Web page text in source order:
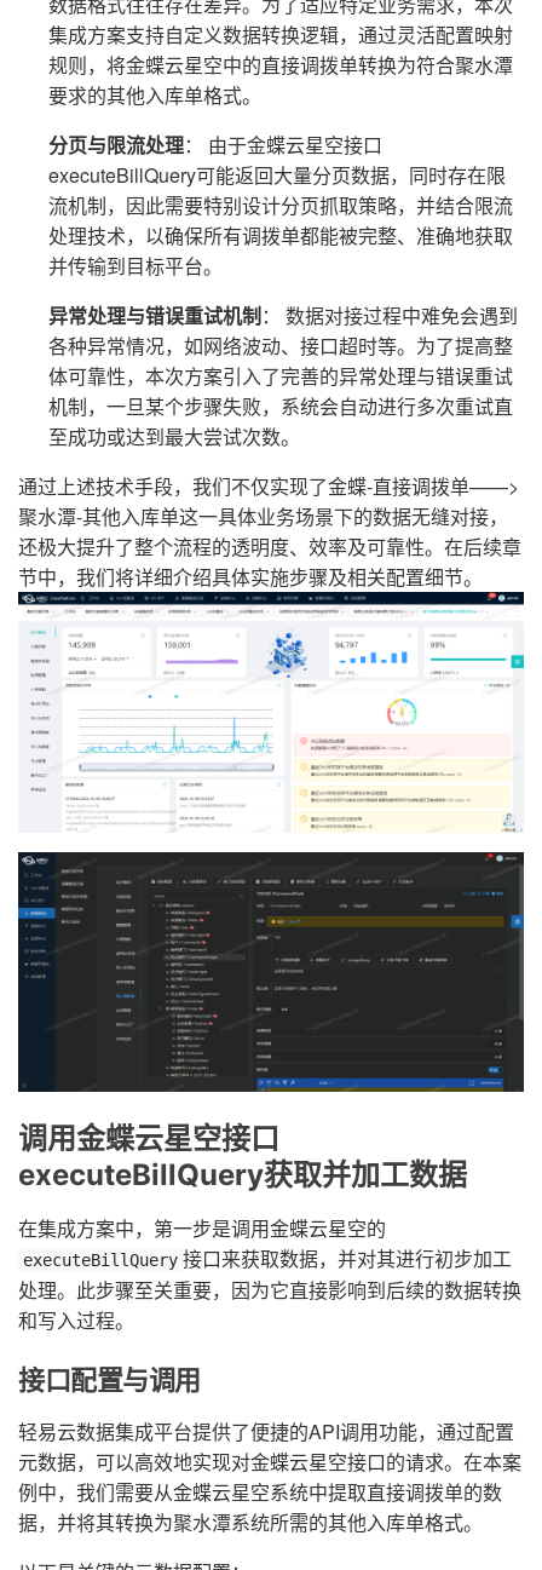
集成方案支持自定义数据转换逻辑，通过灵活配置映射
规则，将金蝶云星空中的直接调拨单转换为符合聚水潭
要求的其他入库单格式。
分页与限流处理： 由于金蝶云星空接口
executeBillQuery可能返回大量分页数据，同时存在限
流机制，因此需要特别设计分页抓取策略，并结合限流
处理技术，以确保所有调拨单都能被完整、准确地获取
并传输到目标平台。
异常处理与错误重试机制： 数据对接过程中难免会遇到
各种异常情况，如网络波动、接口超时等。为了提高整
体可靠性，本次方案引入了完善的异常处理与错误重试
机制，一旦某个步骤失败，系统会自动进行多次重试直
至成功或达到最大尝试次数。
通过上述技术手段，我们不仅实现了金蝶-直接调拨单——>
聚水潭-其他入库单这一具体业务场景下的数据无缝对接，
还极大提升了整个流程的透明度、效率及可靠性。在后续章
节中，我们将详细介绍具体实施步骤及相关配置细节。
调用金蝶云星空接口
executeBillQuery获取并加工数据
在集成方案中，第一步是调用金蝶云星空的
executeBillQuery 接口来获取数据，并对其进行初步加工
处理。此步骤至关重要，因为它直接影响到后续的数据转换
和写入过程。
接口配置与调用
轻易云数据集成平台提供了便捷的API调用功能，通过配置
元数据，可以高效地实现对金蝶云星空接口的请求。在本案
例中，我们需要从金蝶云星空系统中提取直接调拨单的数
据，并将其转换为聚水潭系统所需的其他入库单格式。